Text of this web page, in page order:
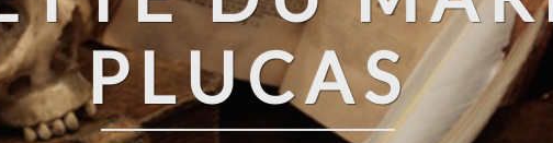
PLUCAS